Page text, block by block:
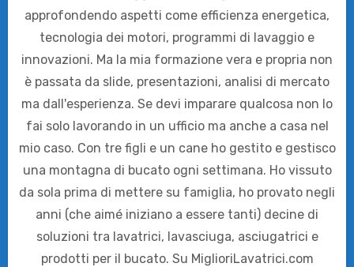
approfondendo aspetti come efficienza energetica,
tecnologia dei motori, programmi di lavaggio e
innovazioni. Ma la mia formazione vera e propria non
è passata da slide, presentazioni, analisi di mercato
ma dall'esperienza. Se devi imparare qualcosa non lo
fai solo lavorando in un ufficio ma anche a casa nel
mio caso. Con tre figli e un cane ho gestito e gestisco
una montagna di bucato ogni settimana. Ho vissuto
da sola prima di mettere su famiglia, ho provato negli
anni (che aimé iniziano a essere tanti) decine di
soluzioni tra lavatrici, lavasciuga, asciugatrici e
prodotti per il bucato. Su MiglioriLavatrici.com